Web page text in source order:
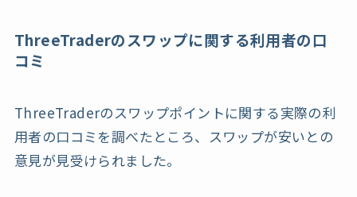
ThreeTraderのスワップに関する利用者の口
コミ
ThreeTraderのスワップポイントに関する実際の利
用者の口コミを調べたところ、スワップが安いとの
意見が見受けられました。